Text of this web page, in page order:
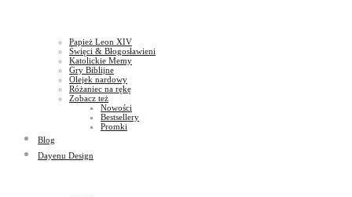
Papież Leon XIV
Święci & Błogosławieni
Katolickie Memy
Gry Biblijne
Olejek nardowy
Różaniec na rękę
Zobacz też
Nowości
Bestsellery
Promki
Blog
Dayenu Design